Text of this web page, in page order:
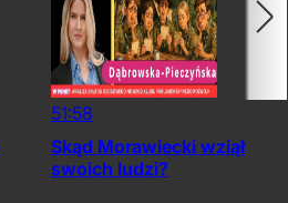
Skąd Morawiecki wziął
swoich ludzi?
51:58